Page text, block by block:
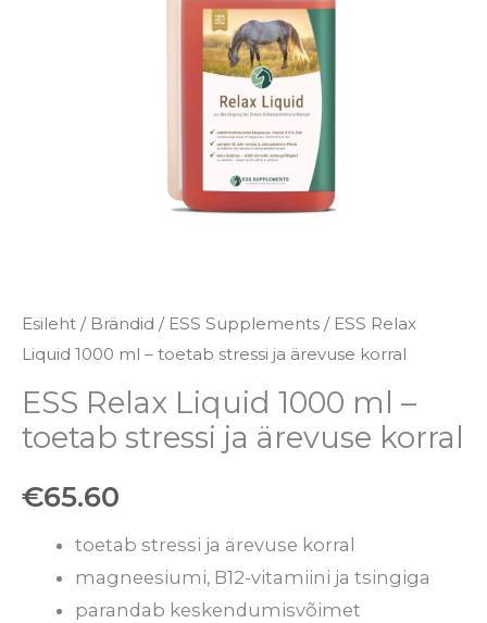
Esileht / Brändid / ESS Supplements / ESS Relax
Liquid 1000 ml – toetab stressi ja ärevuse korral
ESS Relax Liquid 1000 ml –
toetab stressi ja ärevuse korral
€65.60
toetab stressi ja ärevuse korral
magneesiumi, B12-vitamiini ja tsingiga
parandab keskendumisvõimet